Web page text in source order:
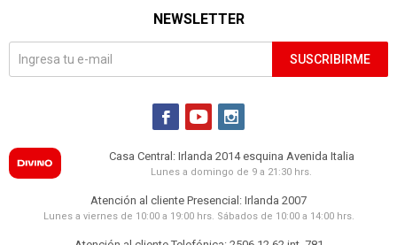
NEWSLETTER
SUSCRIBIRME
  
Casa Central: Irlanda 2014 esquina Avenida Italia
Lunes a domingo de 9 a 21:30 hrs.
Atención al cliente Presencial: Irlanda 2007
Lunes a viernes de 10:00 a 19:00 hrs. Sábados de 10:00 a 14:00 hrs.